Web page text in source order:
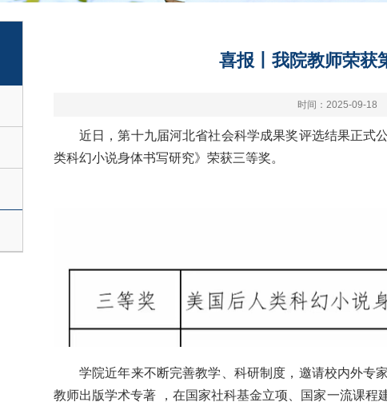
喜报丨我院教师荣获
时间：2025-09-18
近日，第十九届河北省社会科学成果奖评选结果正式
类科幻小说身体书写研究》荣获三等奖。
学院近年来不断完善教学、科研制度，邀请校内外专
教师出版学术专著 ，在国家社科基金立项、国家一流课